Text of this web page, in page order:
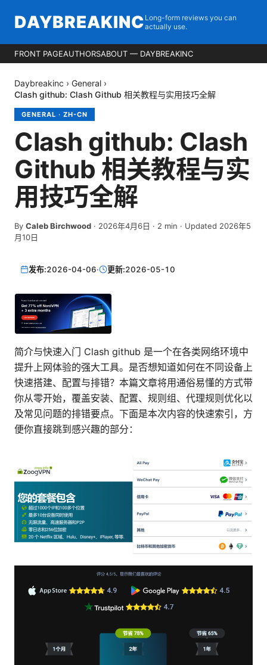
DAYBREAKINC Long-form reviews you can
actually use.
FRONT PAGEAUTHORSABOUT — DAYBREAKINC
Daybreakinc › General ›
Clash github: Clash Github 相关教程与实用技巧全解
GENERAL · ZH-CN
Clash github: Clash
Github 相关教程与实
用技巧全解
By Caleb Birchwood · 2026年4月6日 · 2 min · Updated 2026年5
月10日
发布:2026-04-06· 更新:2026-05-10
简介与快速入门 Clash github 是一个在各类网络环境中
提升上网体验的强大工具。是否想知道如何在不同设备上
快速搭建、配置与排错？本篇文章将用通俗易懂的方式带
你从零开始，覆盖安装、配置、规则组、代理规则优化以
及常见问题的排错要点。下面是本次内容的快速索引，方
便你直接跳到感兴趣的部分：